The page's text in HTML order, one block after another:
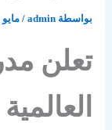
بواسطة admin
/ مايو 11, 2024
تعلن